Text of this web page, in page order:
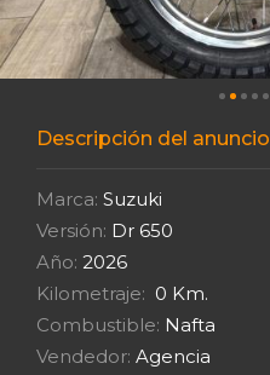
Descripción del anuncio
Marca: Suzuki
Versión: Dr 650
Año: 2026
Kilometraje: 0 Km.
Combustible: Nafta
Vendedor: Agencia